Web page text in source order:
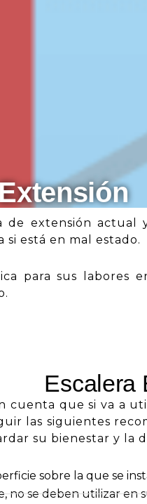
de extensión
está en mal estado.
para sus labores
Escalera
cuenta que si va a
las siguientes
su bienestar y la
sobre la que se
no se deben utilizar en